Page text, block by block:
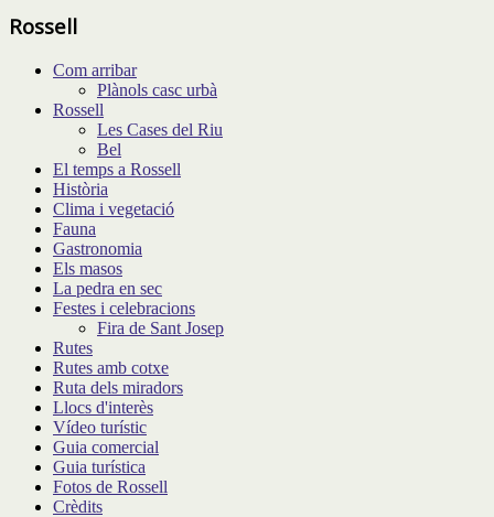
Rossell
Com arribar
Plànols casc urbà
Rossell
Les Cases del Riu
Bel
El temps a Rossell
Història
Clima i vegetació
Fauna
Gastronomia
Els masos
La pedra en sec
Festes i celebracions
Fira de Sant Josep
Rutes
Rutes amb cotxe
Ruta dels miradors
Llocs d'interès
Vídeo turístic
Guia comercial
Guia turística
Fotos de Rossell
Crèdits